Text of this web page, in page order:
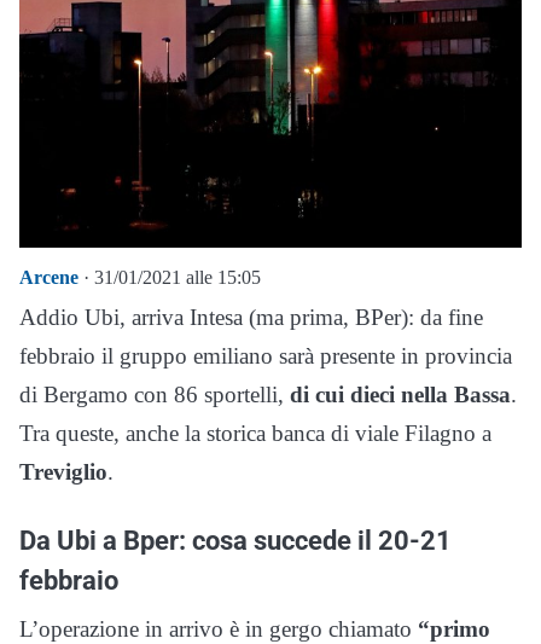
Arcene · 31/01/2021 alle 15:05
Addio Ubi, arriva Intesa (ma prima, BPer): da fine
febbraio il gruppo emiliano sarà presente in provincia
di Bergamo con 86 sportelli, di cui dieci nella Bassa.
Tra queste, anche la storica banca di viale Filagno a
Treviglio.
Da Ubi a Bper: cosa succede il 20-21
febbraio
L’operazione in arrivo è in gergo chiamato “primo